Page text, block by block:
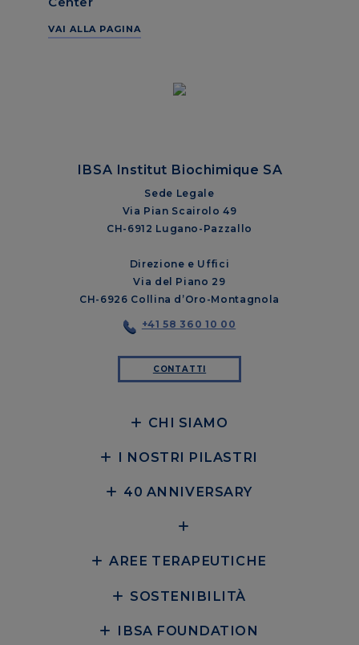
VAI ALLA PAGINA
IBSA Institut Biochimique SA
Sede Legale
Via Pian Scairolo 49
CH-6912 Lugano-Pazzallo
Direzione e Uffici
Via del Piano 29
CH-6926 Collina d’Oro-Montagnola
+41 58 360 10 00
CONTATTI
CHI SIAMO
I NOSTRI PILASTRI
40 ANNIVERSARY
AREE TERAPEUTICHE
SOSTENIBILITÀ
IBSA FOUNDATION